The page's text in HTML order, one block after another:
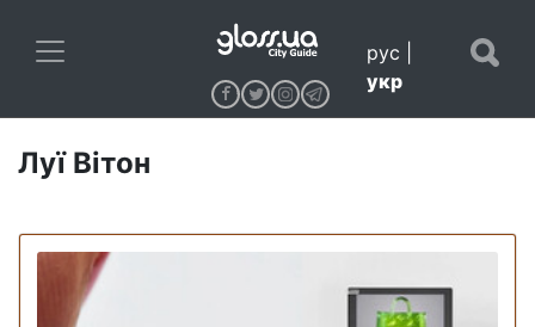
рус
укр
Луї Вітон